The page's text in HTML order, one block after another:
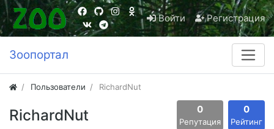
Войти Регистрация
Зоопортал
Пользователи RichardNut
RichardNut 0
Репутация
0
Рейтинг